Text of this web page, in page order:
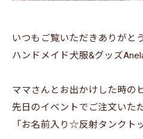
いつもご覧いただきありがと
ハンドメイド犬服&グッズ
ママさんとお出かけした時の
先日のイベントでご注文いた
「お名前入り☆反射タンクト